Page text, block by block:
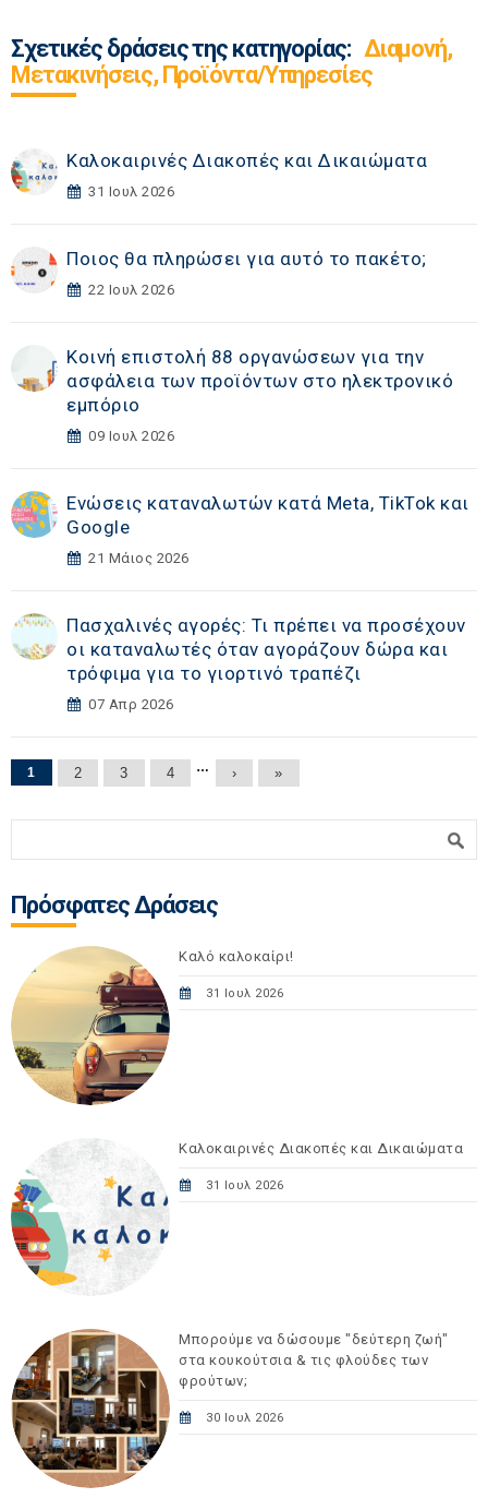
Σχετικές δράσεις της κατηγορίας: Διαμονή,
Μετακινήσεις, Προϊόντα/Υπηρεσίες
Καλοκαιρινές Διακοπές και Δικαιώματα
31 Ιουλ 2026
Ποιος θα πληρώσει για αυτό το πακέτο;
22 Ιουλ 2026
Κοινή επιστολή 88 οργανώσεων για την
ασφάλεια των προϊόντων στο ηλεκτρονικό
εμπόριο
09 Ιουλ 2026
Ενώσεις καταναλωτών κατά Meta, TikTok και
Google
21 Μάιος 2026
Πασχαλινές αγορές: Τι πρέπει να προσέχουν
οι καταναλωτές όταν αγοράζουν δώρα και
τρόφιμα για το γιορτινό τραπέζι
07 Απρ 2026
Σελίδες
1 2 3 4 … › »
Πρόσφατες Δράσεις
Καλό καλοκαίρι!
31 Ιουλ 2026
Καλοκαιρινές Διακοπές και Δικαιώματα
31 Ιουλ 2026
Μπορούμε να δώσουμε "δεύτερη ζωή"
στα κουκούτσια & τις φλούδες των
φρούτων;
30 Ιουλ 2026